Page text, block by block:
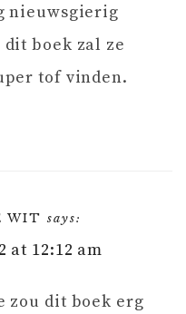
nieuwsgierig
boek zal ze
tof vinden.
WIT says:
at 12:12 am
zou dit boek erg